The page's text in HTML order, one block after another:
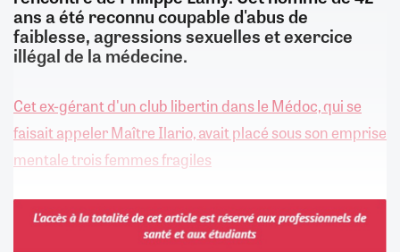
ans a été reconnu coupable d'abus de
faiblesse, agressions sexuelles et exercice
illégal de la médecine.
Cet ex-gérant d'un club libertin dans le Médoc, qui se
faisait appeler Maître Ilario, avait placé sous son emprise
mentale trois femmes fragiles